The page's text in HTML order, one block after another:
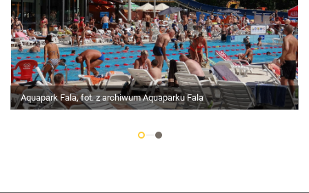
Aquapark Fala, fot. z archiwum Aquaparku Fala